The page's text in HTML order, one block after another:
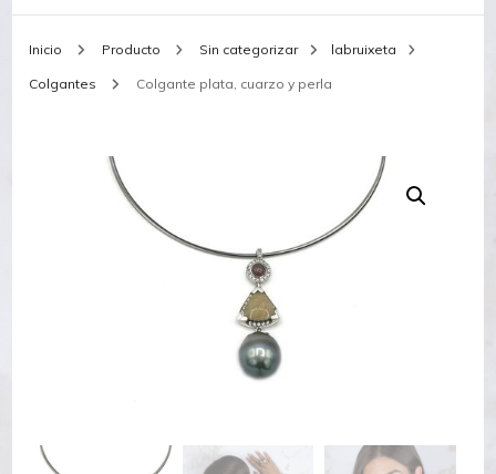
Inicio Producto Sin categorizar labruixeta
Colgantes Colgante plata, cuarzo y perla